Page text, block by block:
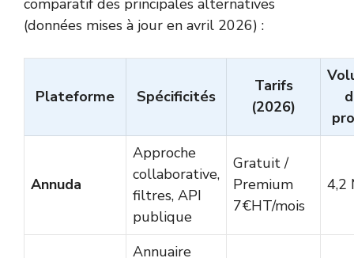
comparatif des principales alternatives
(données mises à jour en avril 2026) :
Plateforme Spécificités
Tarifs
(2026)
Annuda
Approche
collaborative,
filtres, API
publique
Gratuit /
Premium
7€HT/mois
4,2
Annuaire